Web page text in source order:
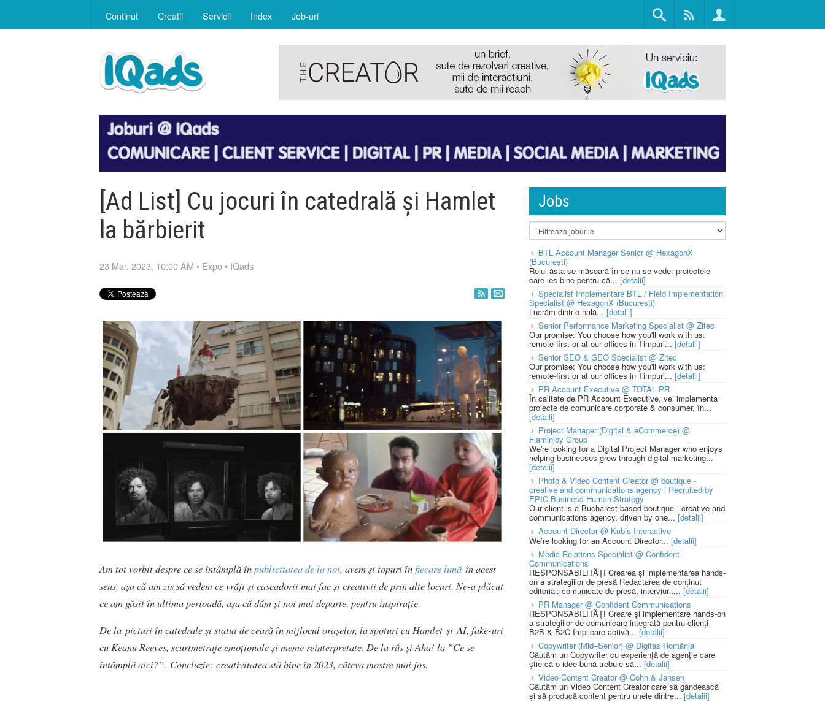
Continut Creatii Servicii Index Job-uri
[Ad List] Cu jocuri în catedrală și Hamlet
la bărbierit
23 Mar. 2023, 10:00 AM • Expo • IQads
Am tot vorbit despre ce se întâmplă înpublicitatea de la noi, avem și topuri în fiecare lună în acest
sens, așa că am zis să vedem ce vrăji și cascadorii mai fac și creativii de prin alte locuri. Ne-a plăcut
ce am găsit în ultima perioadă, așa că dăm și noi mai departe, pentru inspirație.
De la picturi în catedrale și statui de ceară în mijlocul orașelor, la spoturi cu Hamlet și AI, fake-uri
cu Keanu Reeves, scurtmetraje emoționale și meme reinterpretate. De la râs și Aha! la ”Ce se
întâmplă aici?”. Concluzie: creativitatea stă bine în 2023, câteva mostre mai jos.
Jobs
BTL Account Manager Senior @ HexagonX
(București)
Rolul ăsta se măsoară în ce nu se vede: proiectele
care ies bine pentru că... [detalii]
Specialist Implementare BTL / Field Implementation
Specialist @ HexagonX (București)
Lucrăm dintr-o hală... [detalii]
Senior Performance Marketing Specialist @ Zitec
Our promise: You choose how you'll work with us:
remote-first or at our offices in Timpuri... [detalii]
Senior SEO & GEO Specialist @ Zitec
Our promise: You choose how you'll work with us:
remote-first or at our offices in Timpuri... [detalii]
PR Account Executive @ TOTAL PR
În calitate de PR Account Executive, vei implementa
proiecte de comunicare corporate & consumer, în...
[detalii]
Project Manager (Digital & eCommerce) @
Flaminjoy Group
We're looking for a Digital Project Manager who enjoys
helping businesses grow through digital marketing...
[detalii]
Photo & Video Content Creator @ boutique -
creative and communications agency | Recruited by
EPIC Business Human Strategy
Our client is a Bucharest based boutique - creative and
communications agency, driven by one... [detalii]
Account Director @ Kubis Interactive
We’re looking for an Account Director... [detalii]
Media Relations Specialist @ Confident
Communications
RESPONSABILITĂȚI Crearea și implementarea hands-
on a strategiilor de presă Redactarea de conținut
editorial: comunicate de presă, interviuri,... [detalii]
PR Manager @ Confident Communications
RESPONSABILITĂȚI Creare și implementare hands-on
a strategiilor de comunicare integrată pentru clienți
B2B & B2C Implicare activă... [detalii]
Copywriter (Mid–Senior) @ Digitas România
Căutăm un Copywriter cu experiență de agenție care
știe că o idee bună trebuie să... [detalii]
Video Content Creator @ Cohn & Jansen
Căutăm un Video Content Creator care să gândească
și să producă content pentru unele dintre...[detalii]